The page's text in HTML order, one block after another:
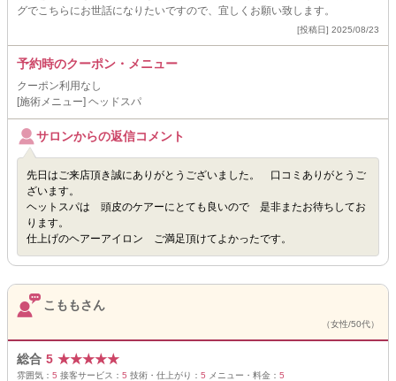
グでこちらにお世話になりたいですので、宜しくお願い致します。
[投稿日] 2025/08/23
予約時のクーポン・メニュー
クーポン利用なし
[施術メニュー] ヘッドスパ
サロンからの返信コメント
先日はご来店頂き誠にありがとうございました。 口コミありがとうご
ざいます。
ヘットスパは 頭皮のケアーにとても良いので 是非またお待ちしてお
ります。
仕上げのヘアーアイロン ご満足頂けてよかったです。
こももさん
（女性/50代）
総合 5 ★★★★★
雰囲気： 5 接客サービス： 5 技術・仕上がり： 5 メニュー・料金： 5